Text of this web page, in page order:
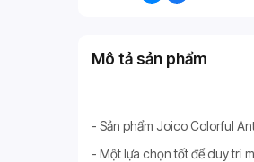
Mô tả sản phẩm
- Sản phẩm Joico Colorful
- Một lựa chọn tốt để duy trì